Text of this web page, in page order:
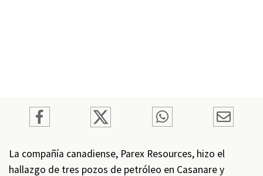
La compañía canadiense, Parex Resources, hizo el
hallazgo de tres pozos de petróleo en Casanare y